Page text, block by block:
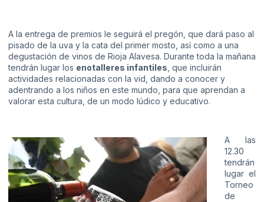
A la entrega de premios le seguirá el pregón, que dará paso al
pisado de la uva y la cata del primer mosto, así como a una
degustación de vinos de Rioja Alavesa. Durante toda la mañana
tendrán lugar los enotalleres infantiles , que incluirán
actividades relacionadas con la vid, dando a conocer y
adentrando a los niños en este mundo, para que aprendan a
valorar esta cultura, de un modo lúdico y educativo.
A las
12.30
tendrán
lugar el
Torneo
de